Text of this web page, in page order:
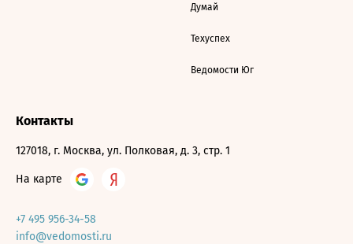
Думай
Техуспех
Ведомости Юг
Контакты
127018, г. Москва, ул. Полковая, д. 3, стр. 1
На карте
+7 495 956-34-58
info@vedomosti.ru